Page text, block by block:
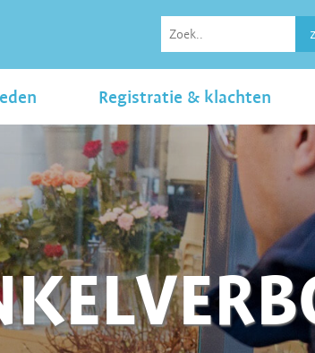
Registratie & klachten